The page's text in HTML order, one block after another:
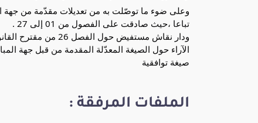
وعلى ضوء ما توصّلت به من تعديلات مقدّمة من جهة
تباعا ،حيث صادقت على الفصول من 01 إلى 27 .
ودار نقاش مستفيض
الآراء حول الصيغة المعدّلة المقدمة من قبل جهة
صيغة توافقية
الملفات المرفقة :